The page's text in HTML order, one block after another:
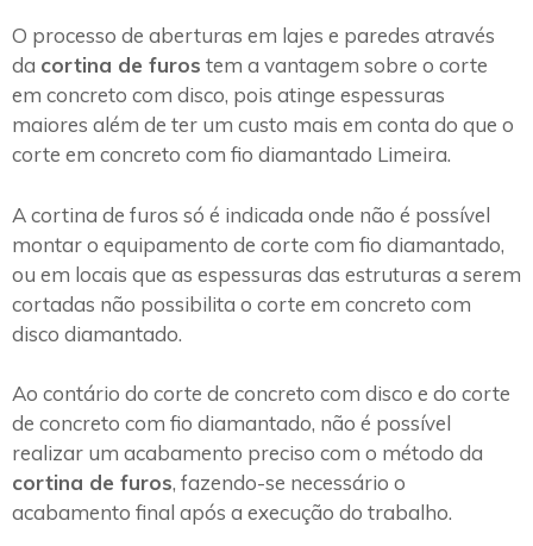
O processo de aberturas em lajes e paredes através
da cortina de furos tem a vantagem sobre o corte
em concreto com disco, pois atinge espessuras
maiores além de ter um custo mais em conta do que o
corte em concreto com fio diamantado Limeira.
A cortina de furos só é indicada onde não é possível
montar o equipamento de corte com fio diamantado,
ou em locais que as espessuras das estruturas a serem
cortadas não possibilita o corte em concreto com
disco diamantado.
Ao contário do corte de concreto com disco e do corte
de concreto com fio diamantado, não é possível
realizar um acabamento preciso com o método da
cortina de furos, fazendo-se necessário o
acabamento final após a execução do trabalho.